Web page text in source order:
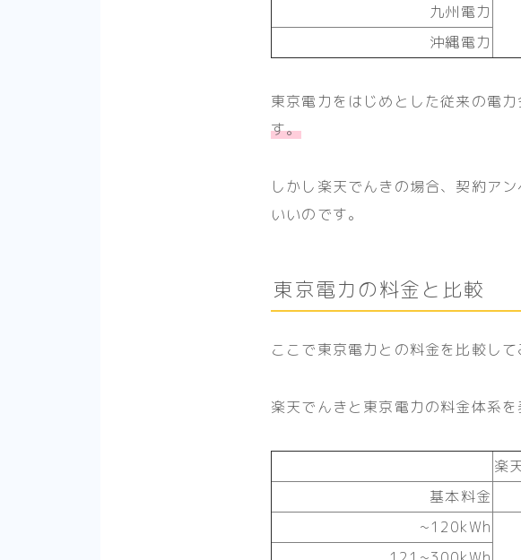
九州電力
沖縄電力
東京電力をはじめとした従来の電
す。
しかし楽天でんきの場合、契約ア
いいのです。
東京電力の料金と比較
ここで東京電力との料金を比較して
楽天でんきと東京電力の料金体系を
楽
基本料金
~120kWh